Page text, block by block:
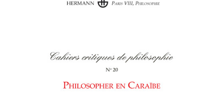
Cahiers
critiques de philosophie